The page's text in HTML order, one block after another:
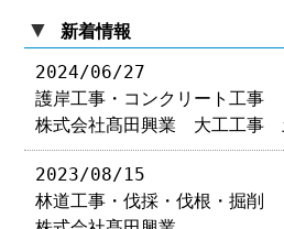
▼ 新着情報
2024/06/27
護岸工事・コンクリート工事
株式会社髙田興業 大工工事
2023/08/15
林道工事・伐採・伐根・掘削